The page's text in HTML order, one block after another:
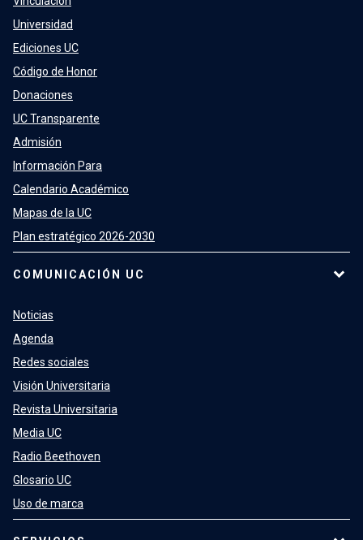
Universidad
Ediciones UC
Código de Honor
Donaciones
UC Transparente
Admisión
Información Para
Calendario Académico
Mapas de la UC
Plan estratégico 2026-2030
COMUNICACIÓN UC
Noticias
Agenda
Redes sociales
Visión Universitaria
Revista Universitaria
Media UC
Radio Beethoven
Glosario UC
Uso de marca